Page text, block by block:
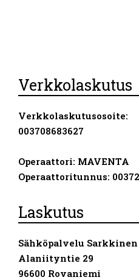
Verkkolaskutus
Verkkolaskutusosoite:
003708683627
Operaattori: MAVENTA
Operaattoritunnus:
Laskutus
Sähköpalvelu Sarkkinen
Alaniityntie 29
96600 Rovaniemi